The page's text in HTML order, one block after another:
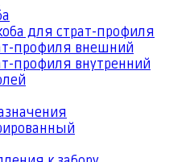
для страт-профиля
профиля внешний
профиля внутренний